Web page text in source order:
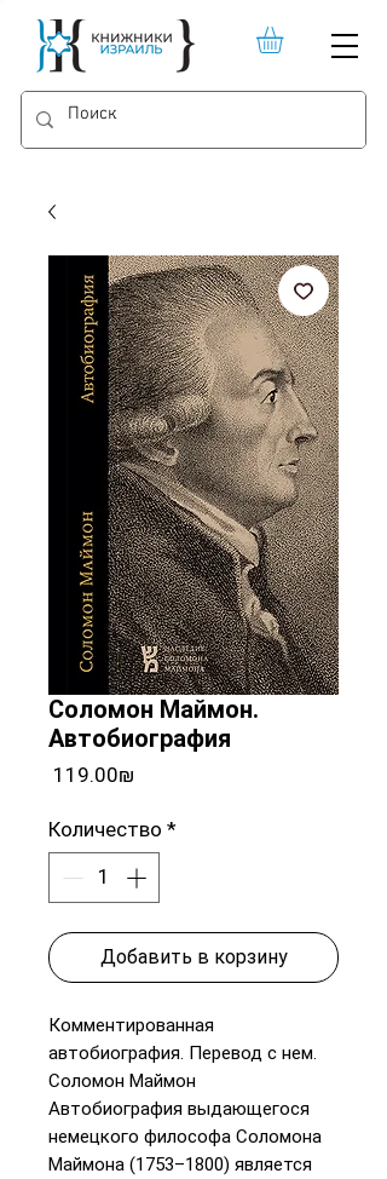
Соломон Маймон.
Автобиография
‏119.00 ‏₪
Количество *
Добавить в корзину
Комментированная
автобиография. Перевод с нем.
Соломон Маймон
Автобиография выдающегося
немецкого философа Соломона
Маймона (1753–1800) является